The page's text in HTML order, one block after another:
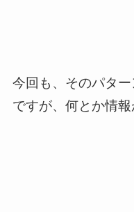
今回も、そのパタ
ですが、何とか情